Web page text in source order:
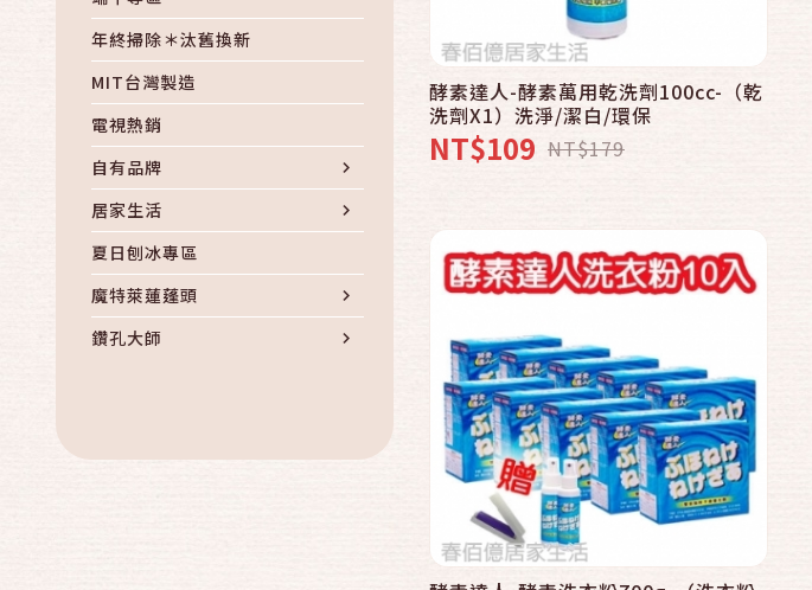
年終掃除＊汰舊換新
MIT台灣製造
電視熱銷
自有品牌
居家生活
夏日刨冰專區
魔特萊蓮蓬頭
鑽孔大師
健身按摩
酵素達人-酵素萬用乾洗劑100cc-（乾
洗劑X1）洗淨/潔白/環保
NT$109 NT$179
快速結帳
加入購物車